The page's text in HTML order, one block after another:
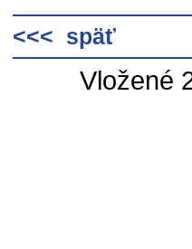
<<< späť
Vložené